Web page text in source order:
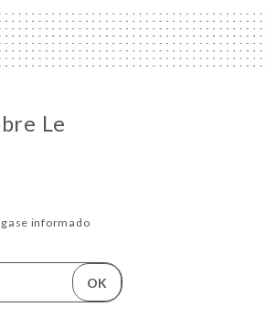
Le
informado
OK